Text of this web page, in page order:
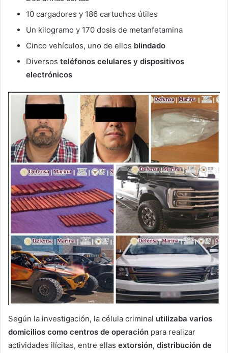
10 cargadores y 186 cartuchos útiles
Un kilogramo y 170 dosis de metanfetamina
Cinco vehículos, uno de ellos blindado
Diversos teléfonos celulares y dispositivos
electrónicos
Según la investigación, la célula criminal utilizaba varios
domicilios como centros de operación para realizar
actividades ilícitas, entre ellas extorsión, distribución de